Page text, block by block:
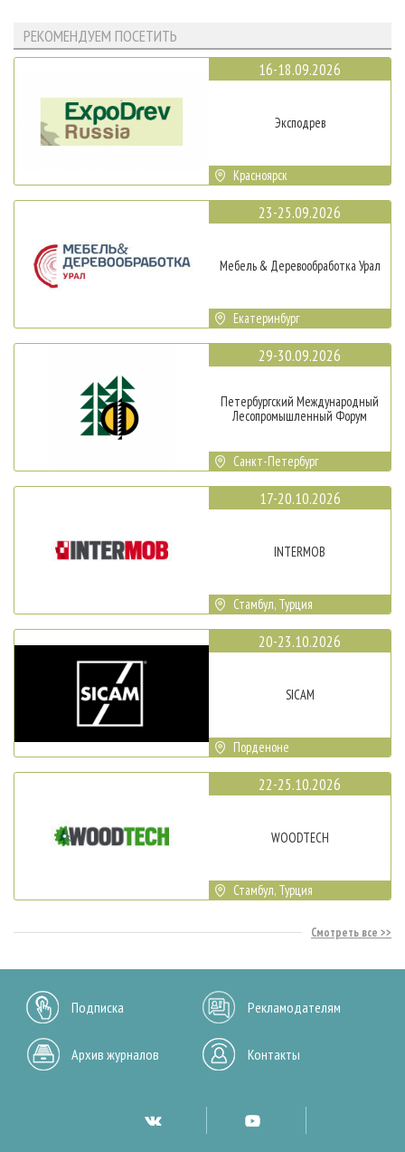
РЕКОМЕНДУЕМ ПОСЕТИТЬ
16-18.09.2026
Эксподрев
Красноярск
23-25.09.2026
Мебель & Деревообработка Урал
Екатеринбург
29-30.09.2026
Петербургский Международный
Лесопромышленный Форум
Санкт-Петербург
17-20.10.2026
INTERMOB
Стамбул, Турция
20-23.10.2026
SICAM
Порденоне
22-25.10.2026
WOODTECH
Стамбул, Турция
Смотреть все
Подписка Рекламодателям
Архив журналов Контакты